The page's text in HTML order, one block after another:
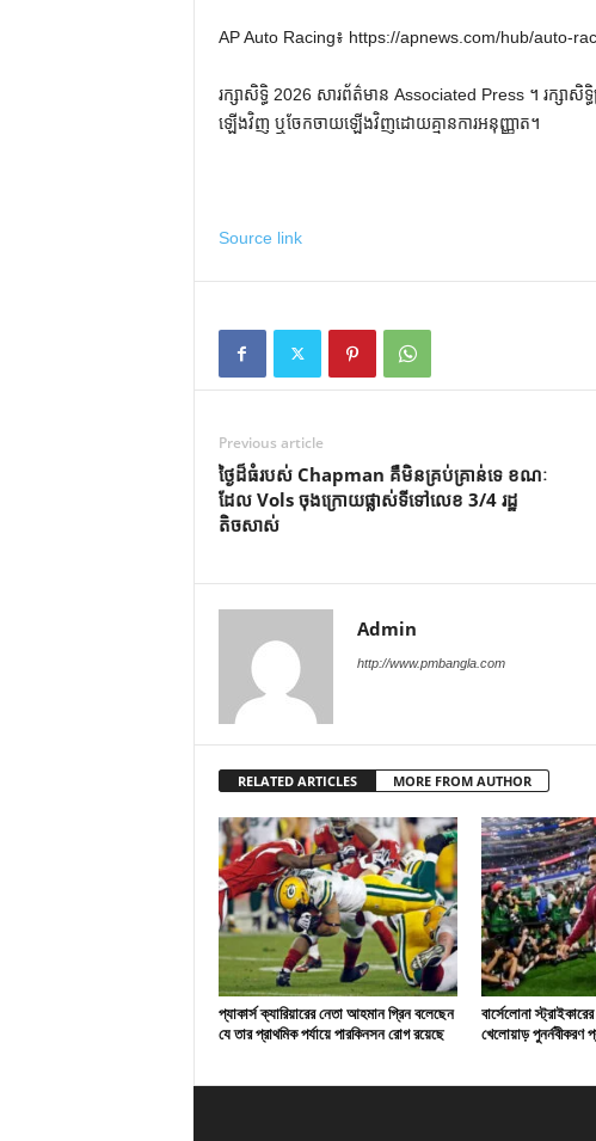
AP Auto Racing៖ https://apnews.com/hub/auto-
រក្សាសិទ្ធិ 2026 សារព័ត៌មាន Associated Press ។ រក្សាសិទ្
ឡើងវិញ ឬចែកចាយឡើងវិញដោយគ្មានការអនុញ្ញាត។
Source link
Previous article
ថ្ងៃដ៏ធំរបស់ Chapman គឺមិនគ្រប់គ្រាន់ទេ ខណៈ
ដែល Vols ចុងក្រោយផ្លាស់ទីទៅលេខ 3/4 រដ្ឋ
តិចសាស់
Admin
http://www.pmbangla.com
RELATED ARTICLES MORE FROM AUTHOR
প্যাকার্স ক্যারিয়ারের নেতা আহমান গ্রিন বলেছেন
যে তার প্রাথমিক পর্যায়ে পারকিনসন রোগ রয়েছে
বার্সেলোনা
খেলোয়াড় পুনর্নবীকরণ